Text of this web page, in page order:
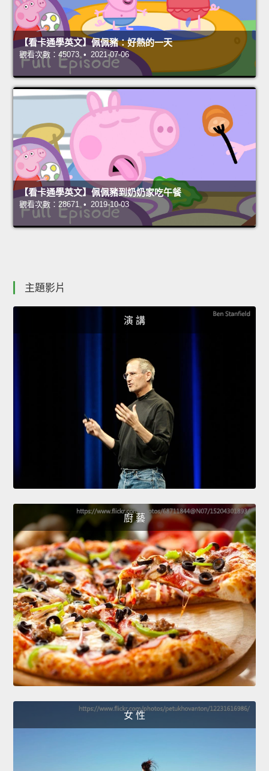
【看卡通學英文】佩佩豬：好熱的一天
觀看次數：45073 • 2021-07-06
【看卡通學英文】佩佩豬到奶奶家吃午餐
觀看次數：28671 • 2019-10-03
主題影片
演 講
廚 藝
女 性